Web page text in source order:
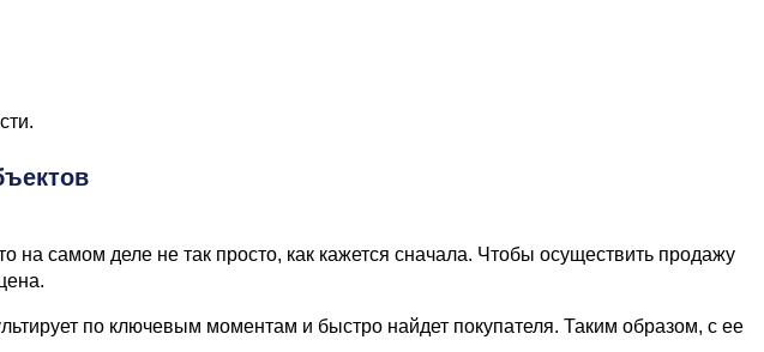
на самом деле не так просто, как кажется сначала. Чтобы осуществить продажу
по ключевым моментам и быстро найдет покупателя. Таким образом, с ее